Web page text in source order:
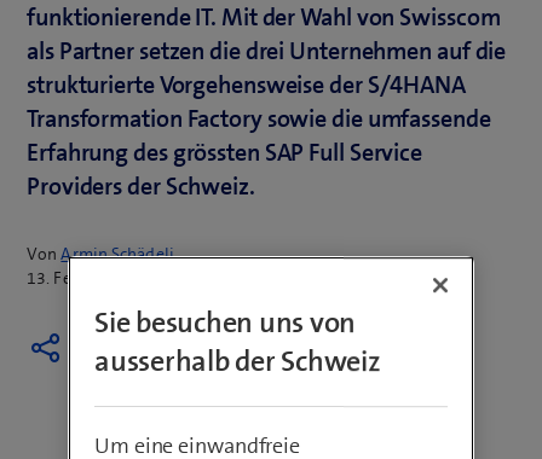
funktionierende IT. Mit der Wahl von Swisscom
als Partner setzen die drei Unternehmen auf die
strukturierte Vorgehensweise der S/4HANA
Transformation Factory sowie die umfassende
Erfahrung des grössten SAP Full Service
Providers der Schweiz.
VonArmin Schädeli
13. Februar 2018
Sie besuchen uns von
ausserhalb der Schweiz
Um eine einwandfreie